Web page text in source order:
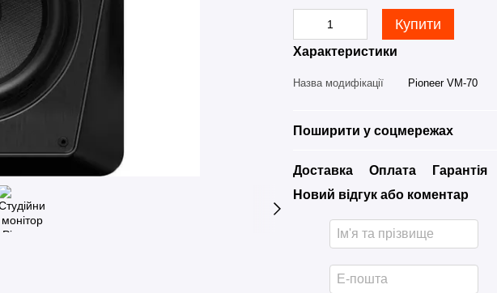
Купити
Характеристики
Назва модифікації Pioneer VM-70
Поширити у соцмережах
Доставка Оплата
Гарантія
Новий відгук або коментар